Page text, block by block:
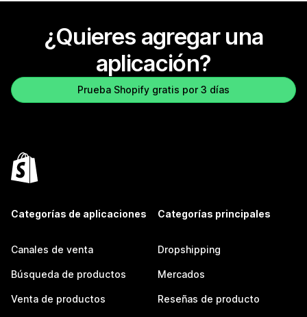
¿Quieres agregar una
aplicación?
Prueba Shopify gratis por 3 días
Categorías de aplicaciones
Canales de venta
Búsqueda de productos
Venta de productos
Categorías principales
Dropshipping
Mercados
Reseñas de producto